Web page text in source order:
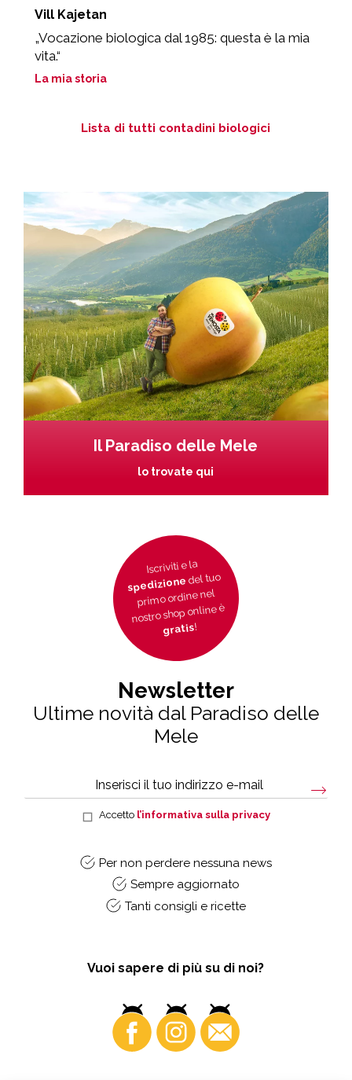
Vill Kajetan
„Vocazione biologica dal 1985: questa è la mia
vita.“
La mia storia
Lista di tutti contadini biologici
Il Paradiso delle Mele
lo trovate qui
Iscriviti e la
spedizionedel tuo
primo ordine nel
nostro shop online è
gratis!
Newsletter
Ultime novità dal Paradiso delle
Mele
Accetto l’informativa sulla privacy
Per non perdere nessuna news
Sempre aggiornato
Tanti consigli e ricette
Vuoi sapere di più su di noi?